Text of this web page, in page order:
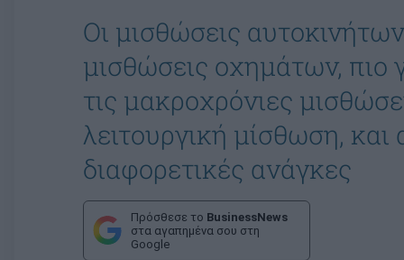
Οι μισθώσεις
μισθώσεις οχημάτων, πιο
τις μακροχρόνιες
λειτουργική μίσθωση,
διαφορετικές ανάγκες
Πρόσθεσε το BusinessNews
στα αγαπημένα σου στη
Google